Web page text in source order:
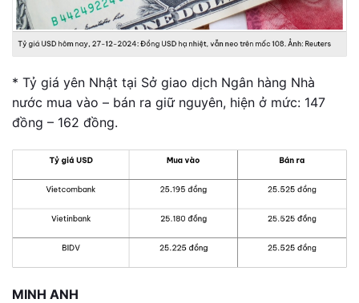
* Tỷ giá yên Nhật tại Sở giao dịch Ngân hàng Nhà
nước mua vào – bán ra giữ nguyên, hiện ở mức: 147
đồng – 162 đồng.
MINH ANH